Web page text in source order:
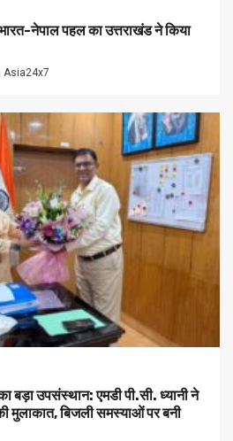
नेपाल पहल का उत्तराखंड ने किया
Asia24x7
बड़ा उपसंस्थान: एमडी पी.सी. ध्यानी ने
मुलाकात, बिजली समस्याओं पर बनी